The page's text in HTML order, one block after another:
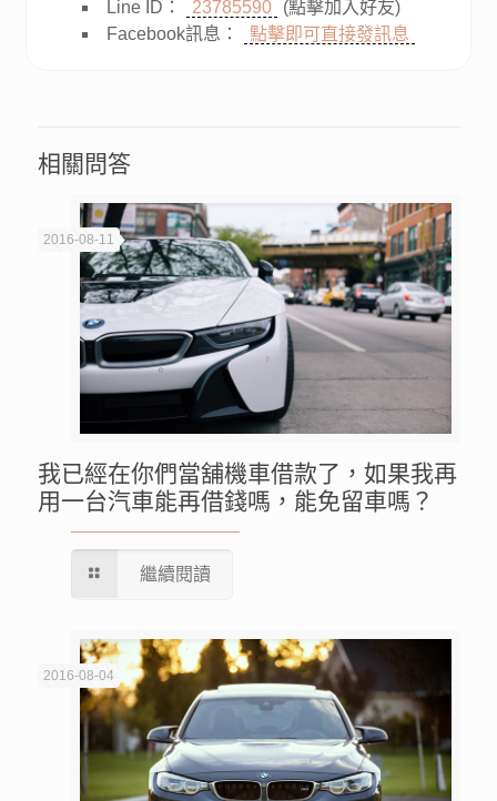
Line ID：
23785590
(點擊加入好友)
Facebook訊息：
點擊即可直接發訊息
相關問答
2016-08-11
我已經在你們當舖機車借款了，如果我再
用一台汽車能再借錢嗎，能免留車嗎？
繼續閱讀
2016-08-04